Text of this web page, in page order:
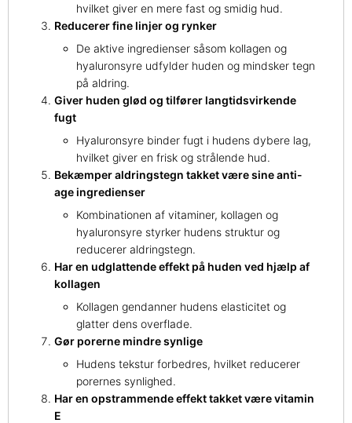
hvilket giver en mere fast og smidig hud.
Reducerer fine linjer og rynker
De aktive ingredienser såsom kollagen og
hyaluronsyre udfylder huden og mindsker tegn
på aldring.
Giver huden glød og tilfører langtidsvirkende
fugt
Hyaluronsyre binder fugt i hudens dybere lag,
hvilket giver en frisk og strålende hud.
Bekæmper aldringstegn takket være sine anti-
age ingredienser
Kombinationen af vitaminer, kollagen og
hyaluronsyre styrker hudens struktur og
reducerer aldringstegn.
Har en udglattende effekt på huden ved hjælp af
kollagen
Kollagen gendanner hudens elasticitet og
glatter dens overflade.
Gør porerne mindre synlige
Hudens tekstur forbedres, hvilket reducerer
porernes synlighed.
Har en opstrammende effekt takket være vitamin
E